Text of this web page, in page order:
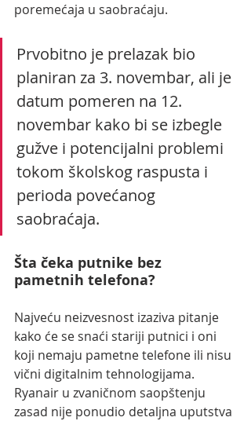
poremećaja u saobraćaju.
Prvobitno je prelazak bio
planiran za 3. novembar, ali je
datum pomeren na 12.
novembar kako bi se izbegle
gužve i potencijalni problemi
tokom školskog raspusta i
perioda povećanog
saobraćaja.
Šta čeka putnike bez
pametnih telefona?
Najveću neizvesnost izaziva pitanje
kako će se snaći stariji putnici i oni
koji nemaju pametne telefone ili nisu
vični digitalnim tehnologijama.
Ryanair u zvaničnom saopštenju
zasad nije ponudio detaljna uputstva